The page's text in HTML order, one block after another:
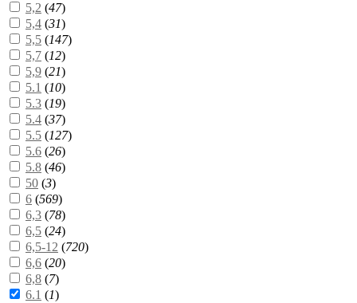
5,2 (47)
5,4 (31)
5,5 (147)
5,7 (12)
5,9 (21)
5.1 (10)
5.3 (19)
5.4 (37)
5.5 (127)
5.6 (26)
5.8 (46)
50 (3)
6 (569)
6,3 (78)
6,5 (24)
6,5-12 (720)
6,6 (20)
6,8 (7)
6.1 (1)